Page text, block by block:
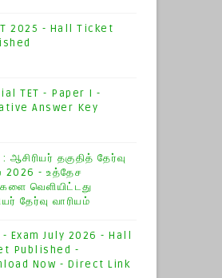
2025 - Hall Ticket
TET - Paper I -
Answer Key
: ஆசிரியர் தகுதித் தேர்வு
2026 - உத்தேச
வெளியிட்டது
தேர்வு வாரியம்
- Exam July 2026 - Hall
Published -
Now - Direct Link